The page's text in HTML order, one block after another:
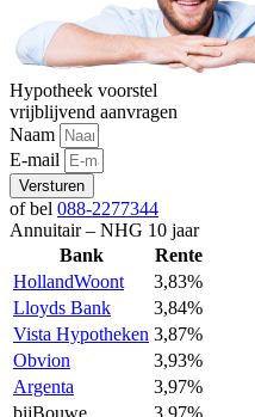
Hypotheek voorstel
vrijblijvend aanvragen
Naam
E-mail
Versturen
of bel 088-2277344
Annuitair – NHG 10 jaar
Bank
Rente
HollandWoont
3,83%
Lloyds Bank
3,84%
Vista Hypotheken 3,87%
Obvion
3,93%
Argenta
3,97%
bijBouwe
3,97%